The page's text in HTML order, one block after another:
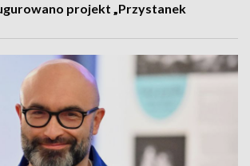
projekt „Przystanek